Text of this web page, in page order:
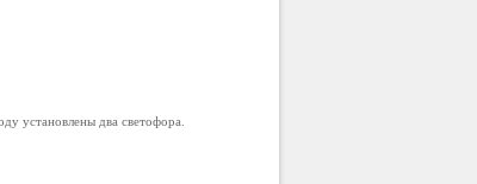
установлены два светофора.